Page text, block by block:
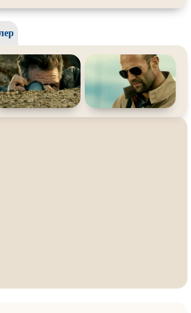
Экранизация